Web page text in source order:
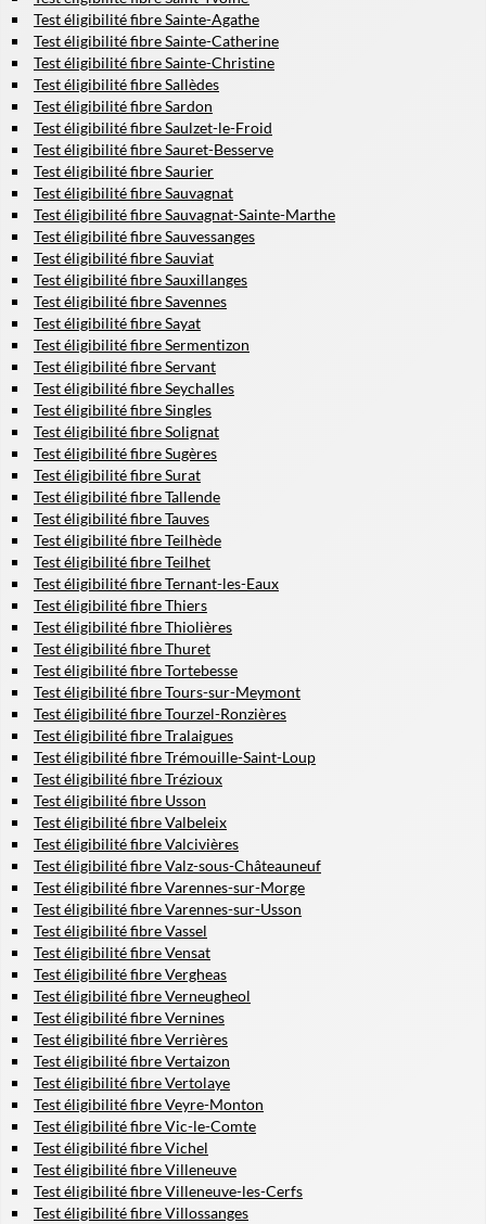
Test éligibilité fibre Sainte-Agathe
Test éligibilité fibre Sainte-Catherine
Test éligibilité fibre Sainte-Christine
Test éligibilité fibre Sallèdes
Test éligibilité fibre Sardon
Test éligibilité fibre Saulzet-le-Froid
Test éligibilité fibre Sauret-Besserve
Test éligibilité fibre Saurier
Test éligibilité fibre Sauvagnat
Test éligibilité fibre Sauvagnat-Sainte-Marthe
Test éligibilité fibre Sauvessanges
Test éligibilité fibre Sauviat
Test éligibilité fibre Sauxillanges
Test éligibilité fibre Savennes
Test éligibilité fibre Sayat
Test éligibilité fibre Sermentizon
Test éligibilité fibre Servant
Test éligibilité fibre Seychalles
Test éligibilité fibre Singles
Test éligibilité fibre Solignat
Test éligibilité fibre Sugères
Test éligibilité fibre Surat
Test éligibilité fibre Tallende
Test éligibilité fibre Tauves
Test éligibilité fibre Teilhède
Test éligibilité fibre Teilhet
Test éligibilité fibre Ternant-les-Eaux
Test éligibilité fibre Thiers
Test éligibilité fibre Thiolières
Test éligibilité fibre Thuret
Test éligibilité fibre Tortebesse
Test éligibilité fibre Tours-sur-Meymont
Test éligibilité fibre Tourzel-Ronzières
Test éligibilité fibre Tralaigues
Test éligibilité fibre Trémouille-Saint-Loup
Test éligibilité fibre Trézioux
Test éligibilité fibre Usson
Test éligibilité fibre Valbeleix
Test éligibilité fibre Valcivières
Test éligibilité fibre Valz-sous-Châteauneuf
Test éligibilité fibre Varennes-sur-Morge
Test éligibilité fibre Varennes-sur-Usson
Test éligibilité fibre Vassel
Test éligibilité fibre Vensat
Test éligibilité fibre Vergheas
Test éligibilité fibre Verneugheol
Test éligibilité fibre Vernines
Test éligibilité fibre Verrières
Test éligibilité fibre Vertaizon
Test éligibilité fibre Vertolaye
Test éligibilité fibre Veyre-Monton
Test éligibilité fibre Vic-le-Comte
Test éligibilité fibre Vichel
Test éligibilité fibre Villeneuve
Test éligibilité fibre Villeneuve-les-Cerfs
Test éligibilité fibre Villossanges